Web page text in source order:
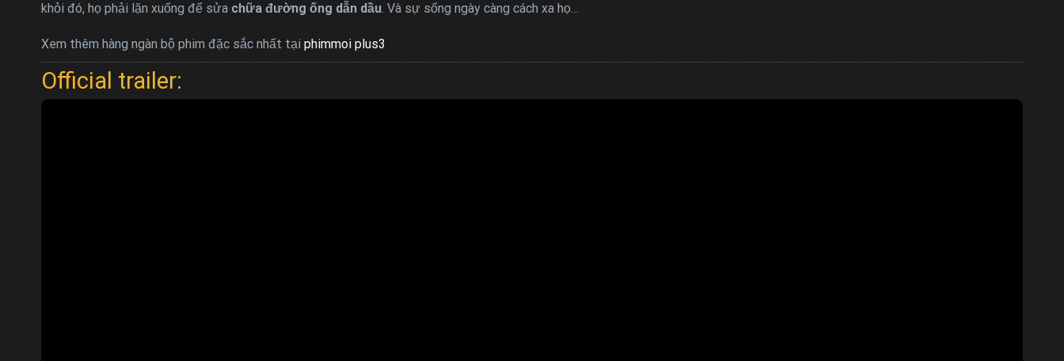
khỏi đó, họ phải lặn xuống để sửa chữa đường ống dẫn dầu. Và sự sống ngày càng cách xa họ…
Xem thêm hàng ngàn bộ phim đặc sắc nhất tại phimmoi plus3
Official trailer: